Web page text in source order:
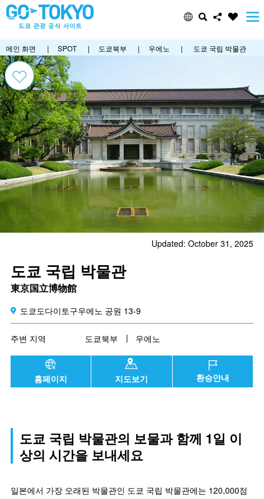
메인 화면 | SPOT | 도쿄북부 | 우에노 | 도쿄 국립 박물관
Updated: October 31, 2025
도쿄 국립 박물관
東京国立博物館
도쿄도다이토구우에노 공원 13-9
주변 지역 도쿄북부 우에노
홈페이지 지도보기 환승안내
도쿄 국립 박물관의 보물과 함께 1일 이
상의 시간을 보내세요
일본에서 가장 오래된 박물관인 도쿄 국립 박물관에는 120,000점